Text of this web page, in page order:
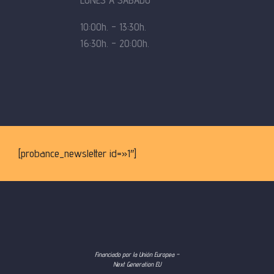
10:00h. – 13:30h.
16:30h. – 20:00h.
[probance_newsletter id=»1″]
Financiado por la Unión Europea –
Next Generation EU